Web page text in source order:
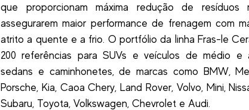
que proporcionam máxima redução de
assegurarem maior performance de frenagem com
atrito a quente e a frio. O portfólio da linha Fras-le
200 referências para SUVs e veículos de médio e
sedans e caminhonetes, de marcas como BMW,
Porsche, Kia, Caoa Chery, Land Rover, Volvo, Mini,
Subaru, Toyota, Volkswagen, Chevrolet e Audi.